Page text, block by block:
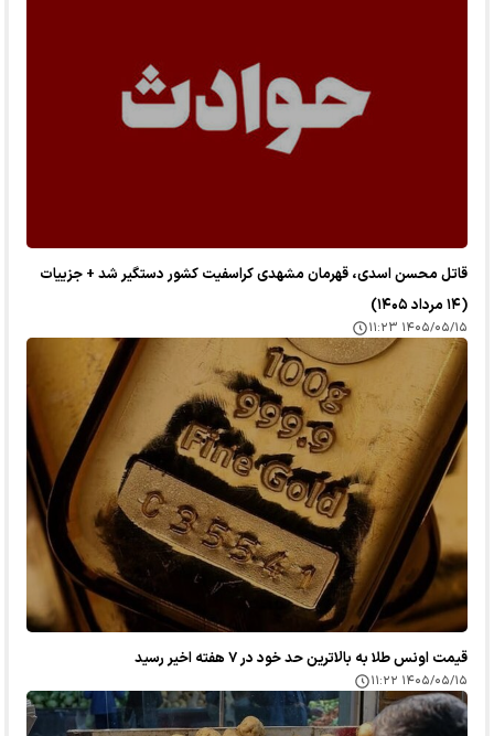
قاتل محسن اسدی، قهرمان مشهدی کراسفیت کشور دستگیر شد + جزییات
(۱۴ مرداد ۱۴۰۵)
۱۴۰۵/۰۵/۱۵ ۱۱:۲۳
قیمت اونس طلا به بالاترین حد خود در ۷ هفته اخیر رسید
۱۴۰۵/۰۵/۱۵ ۱۱:۲۲